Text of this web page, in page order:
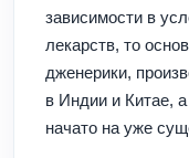
зависимости в
лекарств, то
дженерики,
в Индии и Китае,
начато на уже